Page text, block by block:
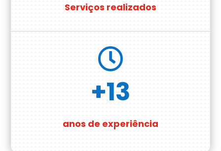
Serviços realizados

+13
anos de experiência